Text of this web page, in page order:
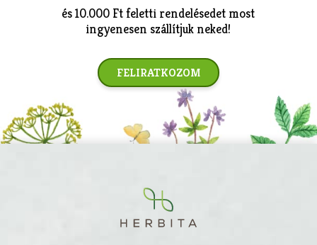
és 10.000 Ft feletti rendelésedet most
ingyenesen szállítjuk neked!
FELIRATKOZOM